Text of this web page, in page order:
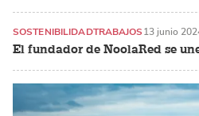
El fundador de NoolaRed se
SOSTENIBILIDADTRABAJOS13 junio